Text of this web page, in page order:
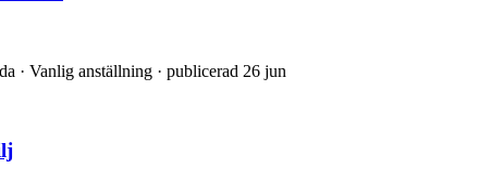
· Vanlig anställning · publicerad 26 jun